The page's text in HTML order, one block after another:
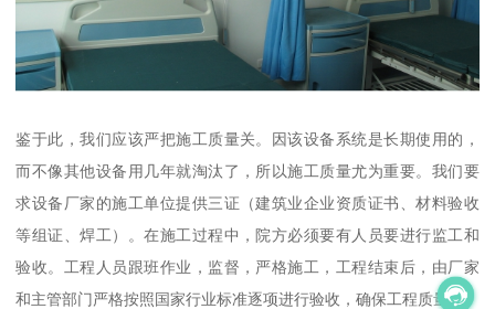
鉴于此，我们应该严把施工质量关。因该设备系统是长期使用的，
而不像其他设备用几年就淘汰了，所以施工质量尤为重要。我们要
求设备厂家的施工单位提供三证（建筑业企业资质证书、材料验收
等组证、焊工）。在施工过程中，院方必须要有人员要进行监工和
验收。工程人员跟班作业，监督，严格施工，工程结束后，由厂家
和主管部门严格按照国家行业标准逐项进行验收，确保工程质量。